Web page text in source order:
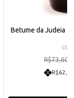
Betume da Judeia
R$73,60